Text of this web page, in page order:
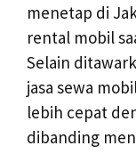
menetap di
rental mobil
Selain
jasa sewa
lebih cepat
dibanding